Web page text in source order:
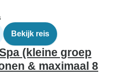
Bekijk reis
(kleine groep
& maximaal 8